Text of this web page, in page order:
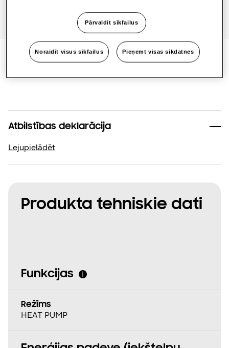
One Samsung
SmartThings Pro
Dokumentācija
Atbilstības deklarācija
Lejupielādēt
Produkta tehniskie dati
Funkcijas
Režīms
HEAT PUMP
Pārvaldīt sīkfailus
Noraidīt visus sīkfailus Pieņemt visas sīkdatnes